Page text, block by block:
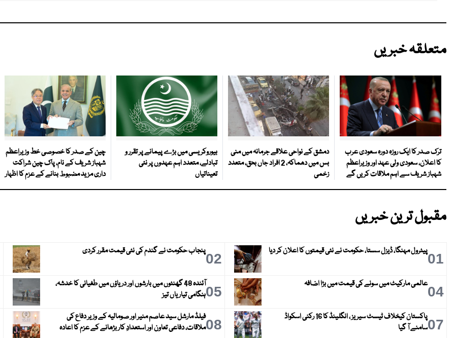
متعلقہ خبریں
ترک صدر کا ایک روزہ دورہ سعودی عرب
کا اعلان، سعودی ولی عہد اور وزیراعظم
شہباز شریف سے اہم ملاقات کریں گے
دمشق کے نواحی علاقے جرمانہ میں منی
بس میں دھماکہ، 2 افراد جاں بحق، متعدد
زخمی
بیوروکریسی میں بڑے پیمانے پر تقرر و
تبادلے، متعدد اہم عہدوں پر نئی
تعیناتیاں
چین کے صدر کا خصوصی خط وزیراعظم
شہباز شریف کے نام، پاک چین شراکت
داری مزید مضبوط بنانے کے عزم کا اظہار
مقبول ترین خبریں
01پیٹرول مہنگا، ڈیزل سستا، حکومت نے نئی قیمتوں کا اعلان کر دیا 02پنجاب حکومت نے گندم کی نئی قیمت مقرر کردی
04عالمی مارکیٹ میں سونے کی قیمت میں بڑا اضافہ 05
آئندہ 48 گھنٹوں میں بارشوں اور دریاؤں میں طغیانی کا خدشہ،
ہنگامی تیاریاں تیز
07
پاکستان کیخلاف ٹیسٹ سیریز ، انگلینڈ کا 16 رکنی اسکواڈ
سامنے آ گیا
08فیلڈ مارشل سید عاصم منیر اور صومالیہ کے وزیر دفاع کی
ملاقات، دفاعی تعاون اور استعدادِ کار بڑھانے کے عزم کا اعادہ